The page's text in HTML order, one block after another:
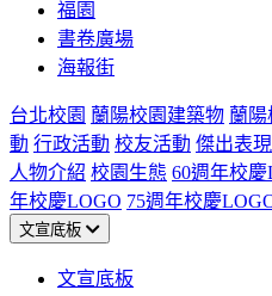
福園
書卷廣場
海報街
台北校園 蘭陽校園建築物 蘭陽
動 行政活動 校友活動 傑出表現
人物介紹 校園生態 60週年校慶
年校慶LOGO 75週年校慶
文宣底板
文宣底板